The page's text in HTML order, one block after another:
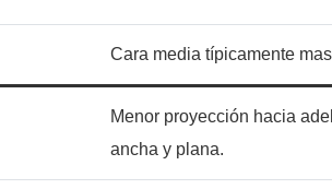
Cara media típicamente
Menor proyección hacia
ancha y plana.